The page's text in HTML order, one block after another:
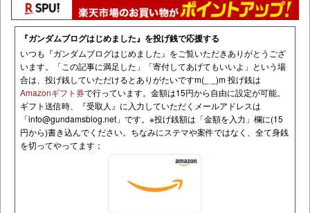
『ガンダムブログはじめました』を投げ銭で応援する
いつも『ガンダムブログはじめました』をご覧いただきありがとうござ
います。「この記事に満足した」「寄付してあげてもいいよ」という場
合は、投げ銭していただけるとありがたいですm(_ _)m 投げ銭は
Amazonギフト券で行っています。金額は15円から自由に設定が可能。
ギフト送信時、『受取人』に入力していただくメールアドレスは
「info@gundamsblog.net 」です。 ※投げ銭額は「金額を入力」欄に(15
円から)書き込んでください。ちなみにステマや案件ではなく、全て身銭
を切ってやってます；